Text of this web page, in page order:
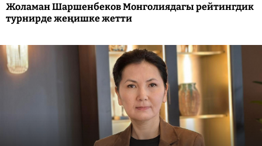
Жоламан Шаршенбеков Монголиядагы рейтингдик
турнирде жеңишке жетти